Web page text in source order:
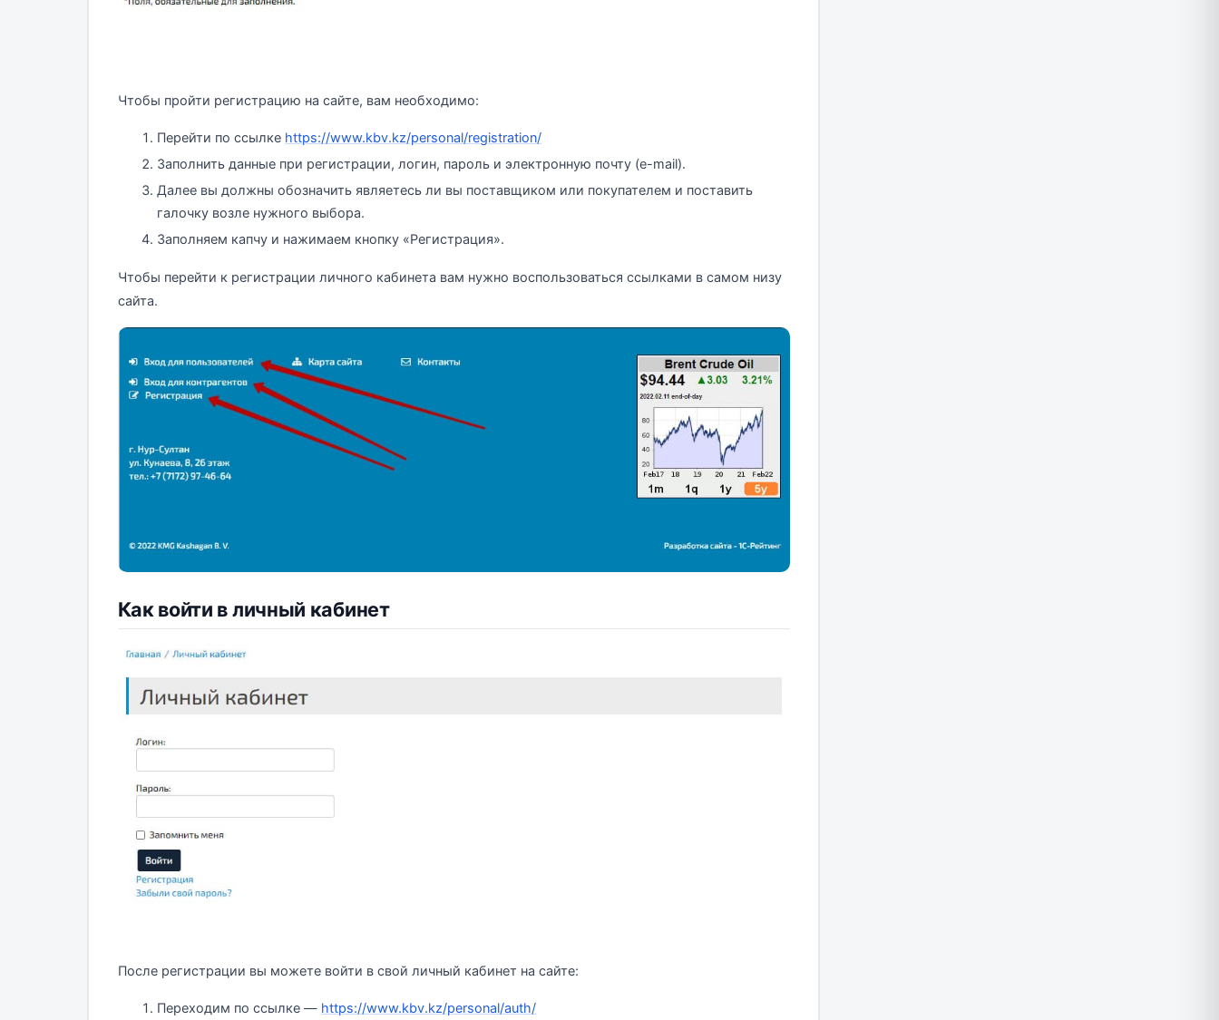
Чтобы пройти регистрацию на сайте, вам необходимо:
Перейти по ссылке https://www.kbv.kz/personal/registration/
Заполнить данные при регистрации, логин, пароль и электронную почту (e-mail).
Далее вы должны обозначить являетесь ли вы поставщиком или покупателем и поставить
галочку возле нужного выбора.
Заполняем капчу и нажимаем кнопку «Регистрация».
Чтобы перейти к регистрации личного кабинета вам нужно воспользоваться ссылками в самом низу
сайта.
Как войти в личный кабинет
После регистрации вы можете войти в свой личный кабинет на сайте:
Переходим по ссылке — https://www.kbv.kz/personal/auth/